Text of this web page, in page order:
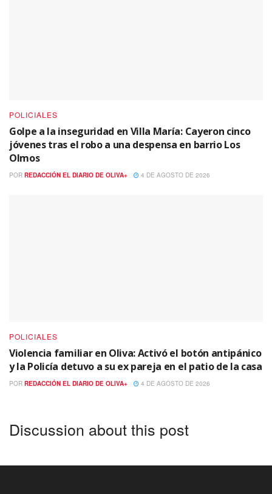
POLICIALES
Golpe a la inseguridad en Villa María: Cayeron cinco
jóvenes tras el robo a una despensa en barrio Los
Olmos
POR REDACCIÓN EL DIARIO DE OLIVA+ 4 DE AGOSTO DE 2026
POLICIALES
Violencia familiar en Oliva: Activó el botón antipánico
y la Policía detuvo a su ex pareja en el patio de la casa
POR REDACCIÓN EL DIARIO DE OLIVA+ 4 DE AGOSTO DE 2026
Discussion about this post